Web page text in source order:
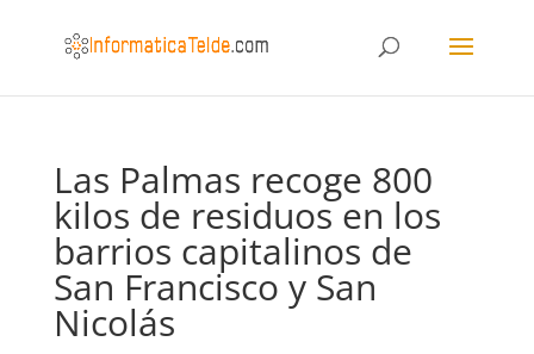
Las Palmas recoge 800
kilos de residuos en los
barrios capitalinos de
San Francisco y San
Nicolás